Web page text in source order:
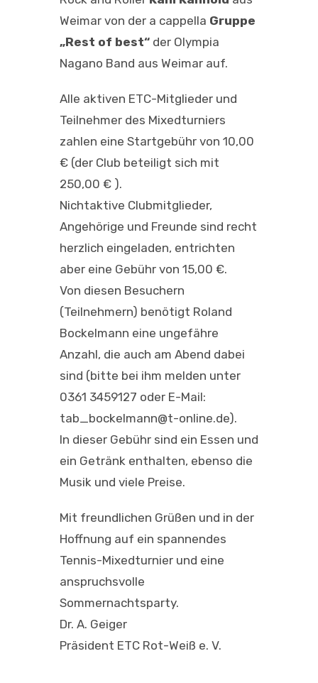
Weimar von der a cappella Gruppe
„Rest of best“ der Olympia
Nagano Band aus Weimar auf.
Alle aktiven ETC-Mitglieder und
Teilnehmer des Mixedturniers
zahlen eine Startgebühr von 10,00
€ (der Club beteiligt sich mit
250,00 € ).
Nichtaktive Clubmitglieder,
Angehörige und Freunde sind recht
herzlich eingeladen, entrichten
aber eine Gebühr von 15,00 €.
Von diesen Besuchern
(Teilnehmern) benötigt Roland
Bockelmann eine ungefähre
Anzahl, die auch am Abend dabei
sind (bitte bei ihm melden unter
0361 3459127 oder E-Mail:
tab_bockelmann@t-online.de).
In dieser Gebühr sind ein Essen und
ein Getränk enthalten, ebenso die
Musik und viele Preise.
Mit freundlichen Grüßen und in der
Hoffnung auf ein spannendes
Tennis-Mixedturnier und eine
anspruchsvolle
Sommernachtsparty.
Dr. A. Geiger
Präsident ETC Rot-Weiß e. V.